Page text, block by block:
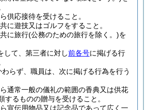
供応接待を受けること。
に遊技又はゴルフをすること。
に旅行(公務のための旅行を除く。)を
して、第三者に対し前各号に掲げる行
らず、職員は、次に掲げる行為を行う
通常一般の儀礼の範囲の香典又は供花
するものの贈与を受けること。
宣伝用物品又は記念品であって広く一